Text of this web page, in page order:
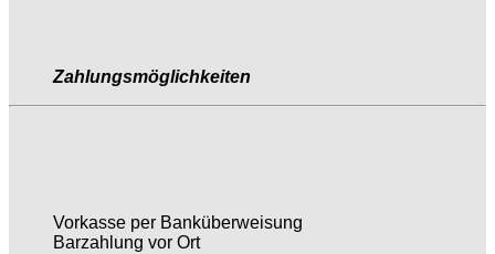
Zahlungsmöglichkeiten
Vorkasse per Banküberweisung
Barzahlung vor Ort